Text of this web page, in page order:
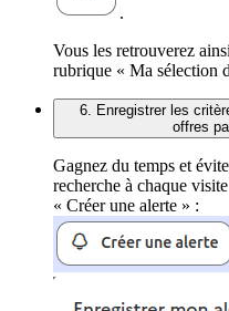
.
Vous les retrouverez
rubrique « Ma sélection
6. Enregistrer les
offres
Gagnez du temps et
recherche à chaque
« Créer une alerte » :